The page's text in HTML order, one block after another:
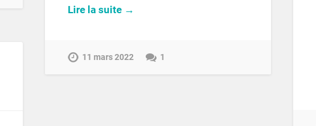
Lire la suite →
11 mars 2022 1